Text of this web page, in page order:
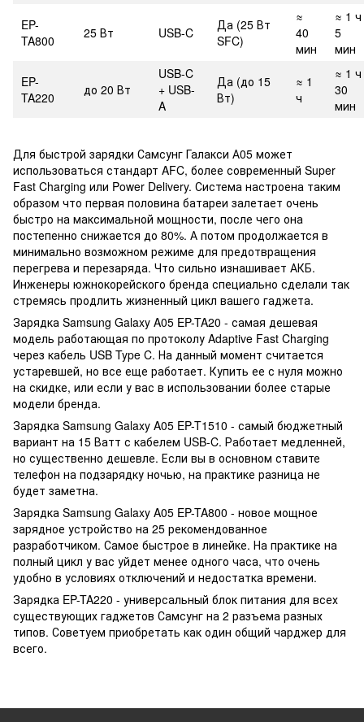
EP-
TA800
25 Вт USB-C
Да (25 Вт
SFC)
≈
40
мин
≈ 1 ч
5
мин
EP-
TA220
до 20 Вт
USB-C
+ USB-
A
Да (до 15
Вт)
≈ 1
ч
≈ 1 ч
30
мин
Для быстрой зарядки Самсунг Галакси А05 может
использоваться стандарт AFC, более современный Super
Fast Charging или Power Delivery. Система настроена таким
образом что первая половина батареи залетает очень
быстро на максимальной мощности, после чего она
постепенно снижается до 80%. А потом продолжается в
минимально возможном режиме для предотвращения
перегрева и перезаряда. Что сильно изнашивает АКБ.
Инженеры южнокорейского бренда специально сделали так
стремясь продлить жизненный цикл вашего гаджета.
Зарядка Samsung Galaxy A05 EP-TA20 - самая дешевая
модель работающая по протоколу Adaptive Fast Charging
через кабель USB Type C. На данный момент считается
устаревшей, но все еще работает. Купить ее с нуля можно
на скидке, или если у вас в использовании более старые
модели бренда.
Зарядка Samsung Galaxy A05 EP-T1510 - самый бюджетный
вариант на 15 Ватт с кабелем USB-C. Работает медленней,
но существенно дешевле. Если вы в основном ставите
телефон на подзарядку ночью, на практике разница не
будет заметна.
Зарядка Samsung Galaxy A05 EP-TA800 - новое мощное
зарядное устройство на 25 рекомендованное
разработчиком. Самое быстрое в линейке. На практике на
полный цикл у вас уйдет менее одного часа, что очень
удобно в условиях отключений и недостатка времени.
Зарядка EP-TA220 - универсальный блок питания для всех
существующих гаджетов Самсунг на 2 разъема разных
типов. Советуем приобретать как один общий чарджер для
всего.